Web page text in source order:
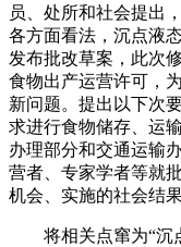
员、处所和社会提出
各方面看法，沉点液
发布批改草案，此次
食物出产运营许可，
新问题。提出以下次
求进行食物储存、运
办理部分和交通运输
营者、专家学者等就
机会、实施的社会结
将相关点窜为“沉